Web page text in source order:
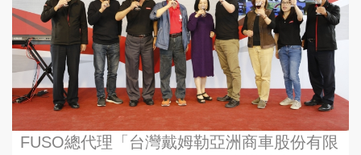
FUSO總代理「台灣戴姆勒亞洲商車股份有限